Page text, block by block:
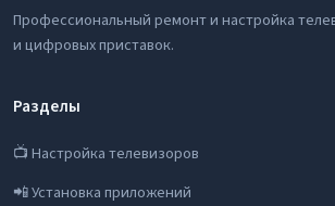
Профессиональный ремонт и настройка
и цифровых приставок.
Разделы
📺 Настройка телевизоров
📲 Установка приложений